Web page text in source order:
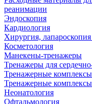
реанимации
Эндоскопия
Кардиология
Хирургия,
Косметология
Манекены-тренажеры
Тренажеры для
Тренажерные комплексы
Тренажерные
Неонатология
Офтальмология